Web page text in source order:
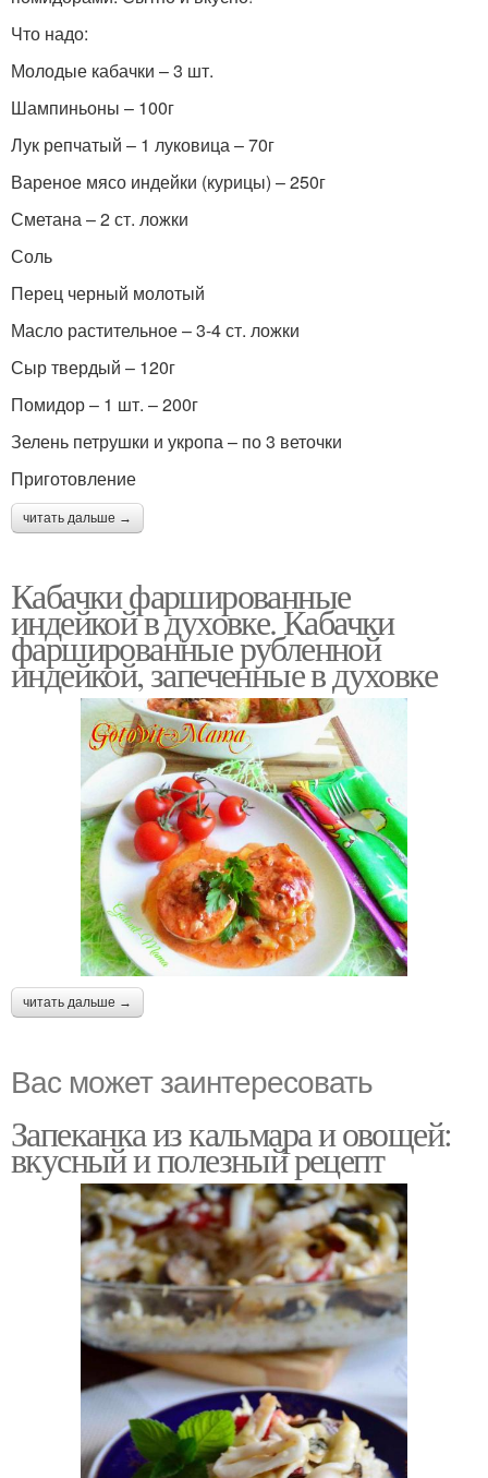
Что надо:
Молодые кабачки – 3 шт.
Шампиньоны – 100г
Лук репчатый – 1 луковица – 70г
Вареное мясо индейки (курицы) – 250г
Сметана – 2 ст. ложки
Соль
Перец черный молотый
Масло растительное – 3-4 ст. ложки
Сыр твердый – 120г
Помидор – 1 шт. – 200г
Зелень петрушки и укропа – по 3 веточки
Приготовление
читать дальше →
Кабачки фаршированные
индейкой в духовке. Кабачки
фаршированные рубленной
индейкой, запеченные в духовке
читать дальше →
Вас может заинтересовать
Запеканка из кальмара и овощей:
вкусный и полезный рецепт